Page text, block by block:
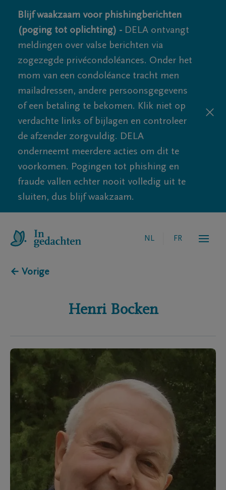
Blijf waakzaam voor phishingberichten
(poging tot oplichting) - DELA ontvangt
meldingen over valse berichten via
zogezegde privécondoléances. Onder het
mom van een condoléance tracht men
mailadressen, andere persoonsgegevens
of een betaling te bekomen. Klik niet op
verdachte links of bijlagen en controleer
de afzender zorgvuldig. DELA
onderneemt meerdere acties om dit te
voorkomen. Pogingen tot phishing en
fraude vallen echter nooit volledig uit te
sluiten, dus blijf waakzaam.
NL FR
← Vorige
Henri Bocken